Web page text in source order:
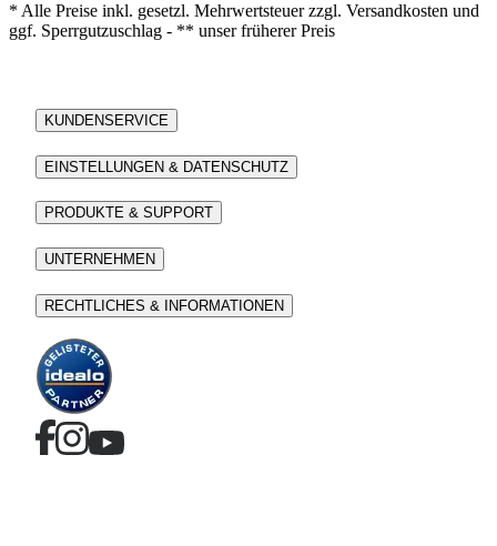
* Alle Preise inkl. gesetzl. Mehrwertsteuer zzgl. Versandkosten und
ggf. Sperrgutzuschlag - ** unser früherer Preis
KUNDENSERVICE
EINSTELLUNGEN & DATENSCHUTZ
PRODUKTE & SUPPORT
UNTERNEHMEN
RECHTLICHES & INFORMATIONEN